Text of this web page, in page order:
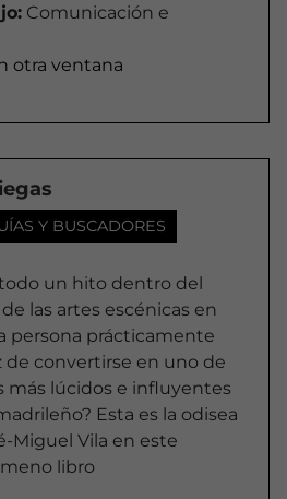
Comunicación e
otra ventana
Y BUSCADORES
un hito dentro del
las artes escénicas en
persona prácticamente
de convertirse en uno de
más lúcidos e influyentes
Esta es la odisea
Miguel Vila en este
libro